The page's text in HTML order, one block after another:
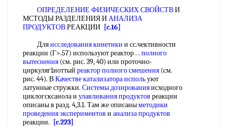
ОПРЕДЕЛЕНИЕ ФИЗИЧЕСКИХ СВОЙСТВИ
МСТОДЫ РАЗДЕЛЕНИЯ ИАНАЛИЗА
ПРОДУКТОВРЕАКЦИИ [c.16]
Дляисследования кинетики и сс.чективности
реакции (Г>.57) используют реактор . . полного
вытеснения (см. рис. 39, 40) или проточно-
циркуляг1иоттый реактор полного смешения (см.
рис. 44). ВКачестве катализатораиспольуют
латунные стружки. Системы дозированияисходного
циклогсксанола и улавливания продуктов реакции
описаны в разд. 4,3.1. Там же описаныметодики
проведения экспериментов и анализа продуктов
реакции.
[c.223]